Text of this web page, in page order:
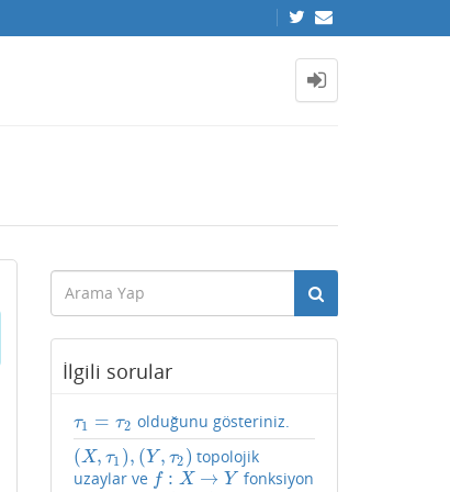
İlgili sorular
τ1 = τ2
τ1 =τ2 olduğunu gösteriniz.
(X, τ1 ), (Y, τ2 )
(X,τ1),( Y,τ 2)
topolojik
uzaylar ve f : X → Y
f:X→Y
fonksiyon